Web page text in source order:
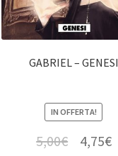
GABRIEL – GENESI
IN OFFERTA!
5,00€ 4,75€